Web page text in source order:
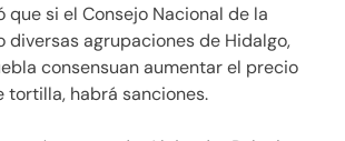
que si el Consejo Nacional de la
diversas agrupaciones de Hidalgo,
consensuan aumentar el precio
tortilla, habrá sanciones.